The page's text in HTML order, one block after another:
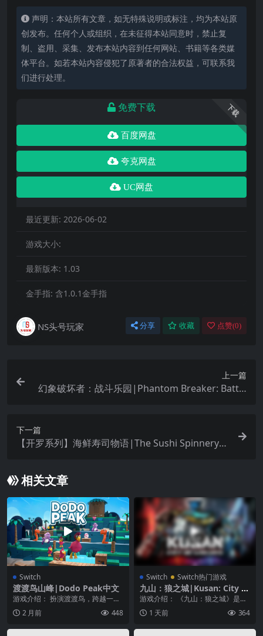
声明：本站所有文章，如无特殊说明或标注，均为本站原
创发布。任何个人或组织，在未征得本站同意时，禁止复
制、盗用、采集、发布本站内容到任何网站、书籍等各类媒
体平台。如若本站内容侵犯了原著者的合法权益，可联系我
们进行处理。
下载
免费下载
百度网盘
夸克网盘
UC网盘
最近更新: 2026-06-02
游戏大小:
最新版本: 1.03
金手指: 含1.0.1金手指
NS头号玩家 分享 收藏 点赞(0)
上一篇
幻象破坏者：战斗乐园|Phantom Breaker: Battle
下一篇
【开罗系列】海鲜寿司物语|The Sushi Spinnery中
相关文章
Switch
渡渡鸟山峰|Dodo Peak中文
游戏介绍： 扮演渡渡鸟，跨越一系
列危险的山峰，拯救失踪的孩子
们。在把牠们带回家的...
2 月前 448
Switch Switch热门游戏
九山：狼之城|Kusan: City of
Wolves中文
游戏介绍： 《九山：狼之城》是一
款背景设定于枪火与腐败横行的残
酷都市丛林之中的高...
1 天前 364